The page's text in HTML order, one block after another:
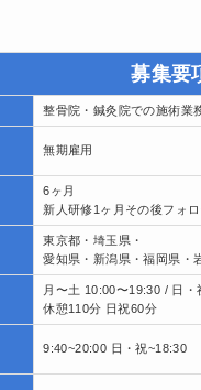
募集要
整骨院・鍼灸院での施術業
無期雇用
6ヶ月
新人研修1ヶ月その後フォ
東京都・埼玉県・
愛知県・新潟県・福岡県・
月〜土 10:00〜19:30 / 日
休憩110分 日祝60分
9:40~20:00 日・祝~18:30